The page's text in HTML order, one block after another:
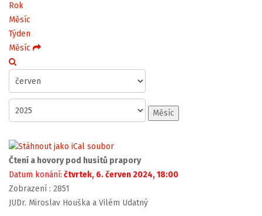
Rok
Měsíc
Týden
Měsíc
Měsíc
Čtení a hovory pod husitů prapory
Datum konání: čtvrtek, 6. červen 2024, 18:00
Zobrazení : 2851
JUDr. Miroslav Houška a Vilém Udatný